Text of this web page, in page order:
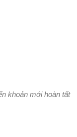
khoản mới hoàn tất